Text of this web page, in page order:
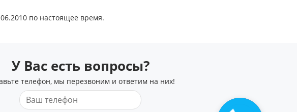
по настоящее время.
У Вас есть вопросы?
телефон, мы перезвоним и ответим на них!